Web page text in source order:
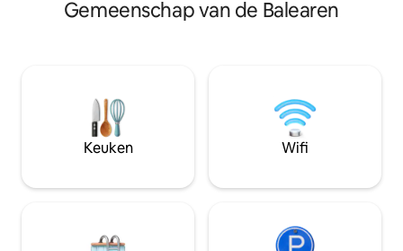
rust. De kamer heeft een
gemeenschappelijke ruimtes van de
accommodatie, waaronder een patio die
ideaal is om tot rust te komen en in
contact te komen met de natuur
met douche en is
haardroger.
Gemeenschap van de Balearen
Keuken Wifi